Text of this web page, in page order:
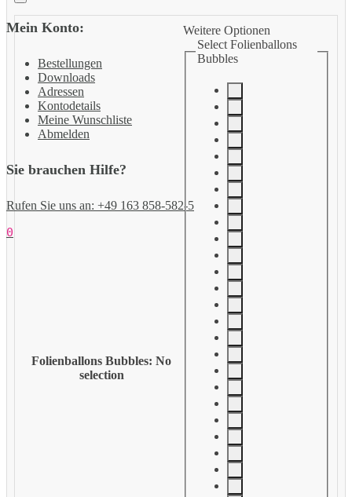
Mein Konto:
Bestellungen
Downloads
Adressen
Kontodetails
Meine Wunschliste
Abmelden
Sie brauchen Hilfe?
Rufen Sie uns an: +49 163 858-582-5
0
Folienballons Bubbles: No
selection
Weitere Optionen
Select Folienballons
Bubbles